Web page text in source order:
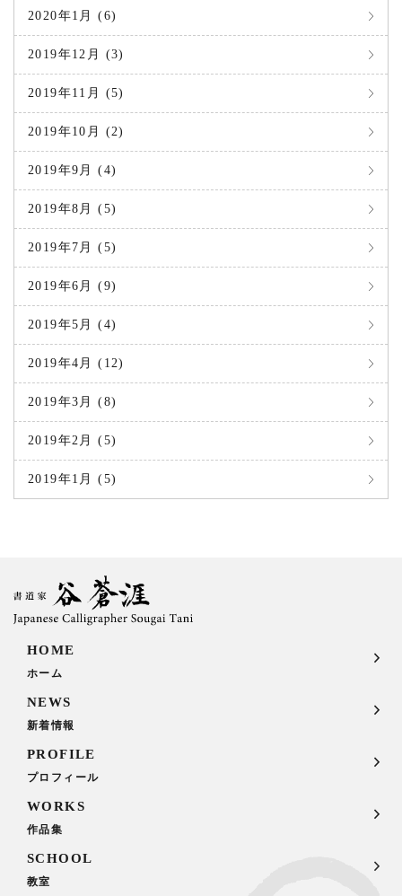
2020年1月 (6)
2019年12月 (3)
2019年11月 (5)
2019年10月 (2)
2019年9月 (4)
2019年8月 (5)
2019年7月 (5)
2019年6月 (9)
2019年5月 (4)
2019年4月 (12)
2019年3月 (8)
2019年2月 (5)
2019年1月 (5)
HOME
ホーム
NEWS
新着情報
PROFILE
プロフィール
WORKS
作品集
SCHOOL
教室